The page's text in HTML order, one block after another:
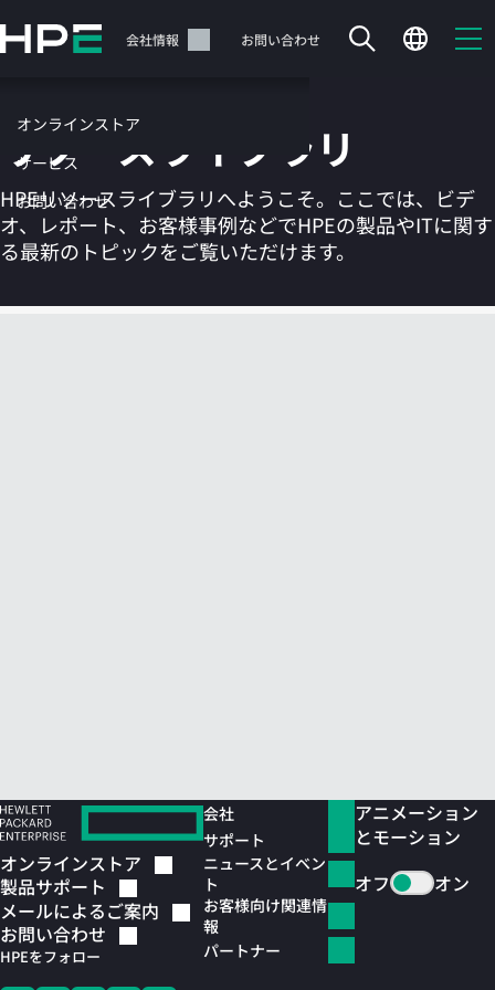
イ
テ
ツ
に
ス
ッ
サポート 会社情報 お問い合わせ
オンラインストア
サービス
お問い合わせ
カートは空です
リソースライブラリ
HPEリソースライブラリへようこそ。ここでは、ビデ
オ、レポート、お客様事例などでHPEの製品やITに関す
る最新のトピックをご覧いただけます。
オンラインストア
製品サポート
メールによるご案内
お問い合わせ
HPEをフォロー
会社
サポート
ニュースとイベン
ト
お客様向け関連情
報
パートナー
アニメーション
とモーション
オフ
オン